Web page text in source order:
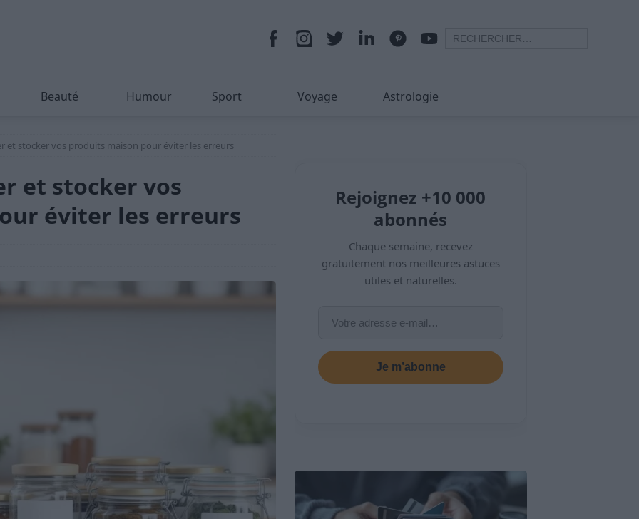
Beauté Humour Sport Voyage Astrologie
et stocker vos produits maison pour éviter les erreurs
et stocker vos
éviter les erreurs
Rejoignez +10 000
abonnés
Chaque semaine, recevez
gratuitement nos meilleures astuces
utiles et naturelles.
Je m’abonne